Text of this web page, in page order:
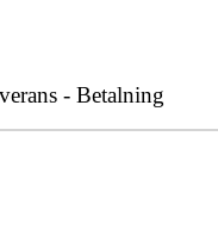
- Betalning